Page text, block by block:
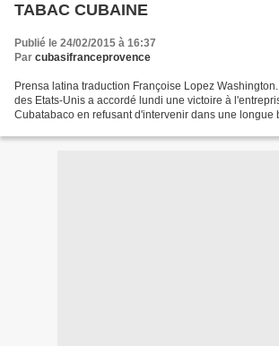
TABAC CUBAINE
Publié le 24/02/2015 à 16:37
Par cubasifranceprovence
Prensa latina traduction Françoise Lopez
des Etats-Unis a accordé lundi une victoire à
Cubatabaco en refusant d'intervenir dans une longue